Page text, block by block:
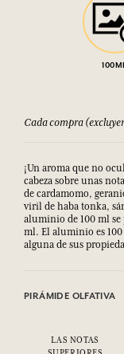
Cada compra
¡Un aroma que no
cabeza sobre unas
de cardamomo,
viril de haba tonka,
aluminio de 100 ml se
ml. El aluminio es
alguna de sus
PIRÁMIDE OLFATIVA
LAS NOTAS